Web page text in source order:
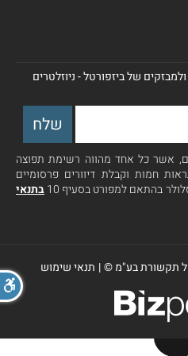
של ביזפורטל - ניוזלטרים
אשר כל אחד מהווה רשימת תפוצה
חמות וקבלת דיוורים פרסומיים
בהתאם למפורט בסעיף 10
בתנאי
תקשורת בע"מ ©| תנאי שימוש